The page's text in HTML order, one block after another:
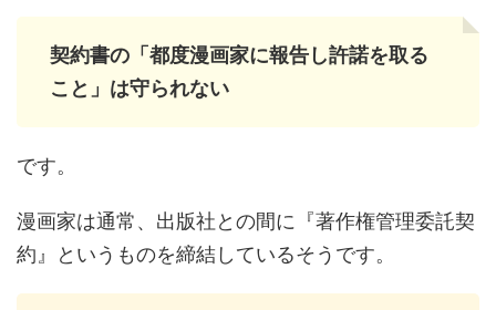
契約書の「都度漫画家に報告し許諾を取る
こと」は守られない
です。
漫画家は通常、出版社との間に『著作権管理委託契
約』というものを締結しているそうです。